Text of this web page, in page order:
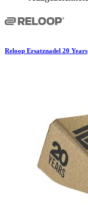
Reloop Ersatznadel 20 Years